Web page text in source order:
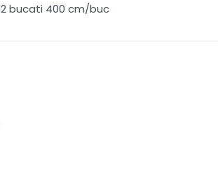
2 bucati 400 cm/buc